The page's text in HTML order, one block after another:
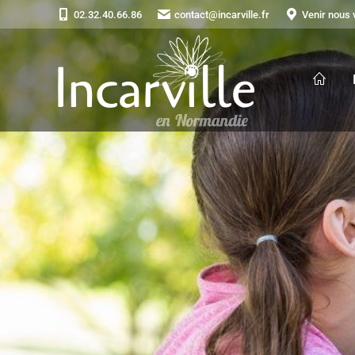
02.32.40.66.86 contact@incarville.fr Venir nous